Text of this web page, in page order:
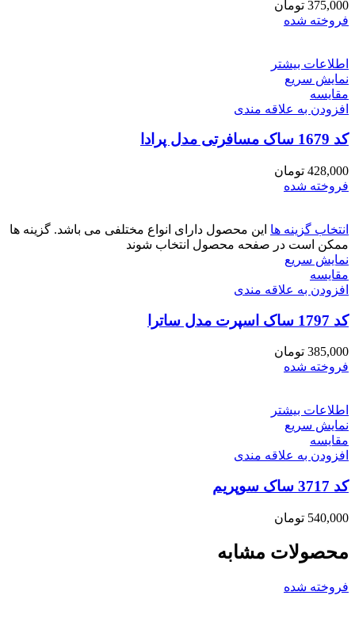
375,000 تومان
فروخته شده
اطلاعات بیشتر
نمایش سریع
مقايسه
افزودن به علاقه مندی
کد 1679 ساک مسافرتی مدل پرادا
428,000 تومان
فروخته شده
انتخاب گزینه ها این محصول دارای انواع مختلفی می باشد. گزینه ها
ممکن است در صفحه محصول انتخاب شوند
نمایش سریع
مقايسه
افزودن به علاقه مندی
کد 1797 ساک اسپرت مدل ساترا
385,000 تومان
فروخته شده
اطلاعات بیشتر
نمایش سریع
مقايسه
افزودن به علاقه مندی
کد 3717 ساک سوپریم
540,000 تومان
محصولات مشابه
فروخته شده